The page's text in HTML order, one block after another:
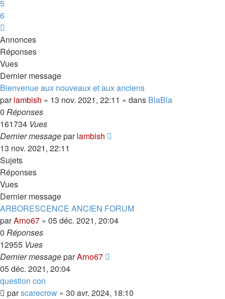
5
6
Annonces
Réponses
Vues
Dernier message
Bienvenue aux nouveaux et aux anciens
parlambish » 13 nov. 2021, 22:11 » dans BlaBla
0 Réponses
161734 Vues
Dernier messageparlambish
13 nov. 2021, 22:11
Sujets
Réponses
Vues
Dernier message
ARBORESCENCE ANCIEN FORUM
parArno67 » 05 déc. 2021, 20:04
0 Réponses
12955 Vues
Dernier messageparArno67
05 déc. 2021, 20:04
question con
parscarecrow » 30 avr. 2024, 18:10